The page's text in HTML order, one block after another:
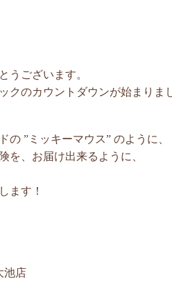
うございます。
クのカウントダウンが始まりま
の ”ミッキーマウス” のように、
を、お届け出来るように、
ます！
池店